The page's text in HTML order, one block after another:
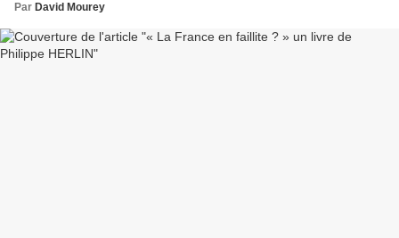
Par David Mourey